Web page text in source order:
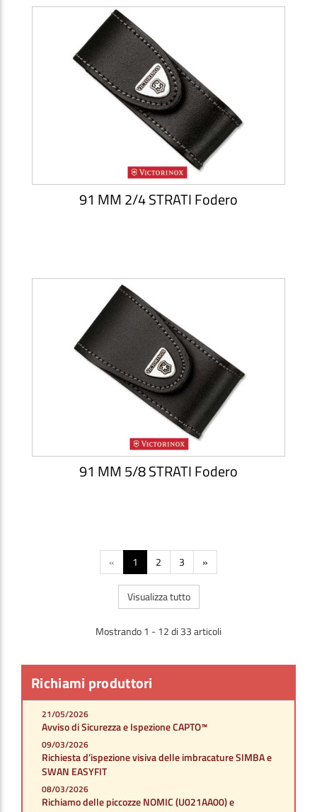
Richiami produttori
21/05/2026
Avviso di Sicurezza e Ispezione CAPTO™
09/03/2026
Richiesta d’ispezione visiva delle imbracature SIMBA e
SWAN EASYFIT
08/03/2026
Richiamo delle piccozze NOMIC (U021AA00) e
91 MM 2/4 STRATI Fodero
91 MM 5/8 STRATI Fodero
« 1 2 3 »
Visualizza tutto
Mostrando 1 - 12 di 33 articoli